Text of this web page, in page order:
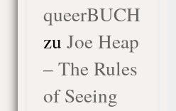
queerBUCH
zu Joe Heap
– The Rules
of Seeing